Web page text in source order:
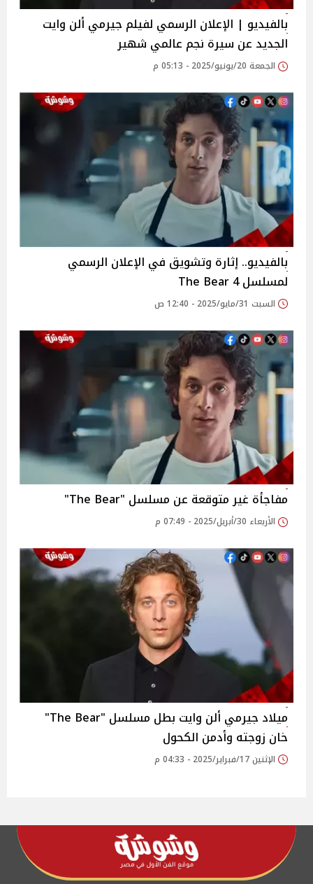
بالفيديو | الإعلان الرسمي لفيلم جيرمي ألن وايت
الجديد عن سيرة نجم عالمي شهير
الجمعة 20/يونيو/2025 - 05:13 م
بالفيديو.. إثارة وتشويق في الإعلان الرسمي
لمسلسل 4 The Bear
السبت 31/مايو/2025 - 12:40 ص
مفاجأة غير متوقعة عن مسلسل "The Bear"
الأربعاء 30/أبريل/2025 - 07:49 م
ميلاد جيرمي ألن وايت بطل مسلسل "The Bear"
خان زوجته وأدمن الكحول
الإثنين 17/فبراير/2025 - 04:33 م